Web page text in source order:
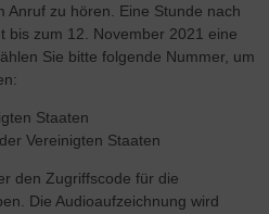
Anruf zu hören. Eine Stunde nach
bis zum 12. November 2021 eine
Sie bitte folgende Nummer, um
Staaten
Vereinigten Staaten
den Zugriffscode für die
Die Audioaufzeichnung wird